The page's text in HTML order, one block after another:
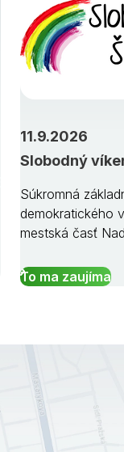
Slobodný
11.9.2026
Súkromná
demokratického
mestská časť
To ma zaujíma